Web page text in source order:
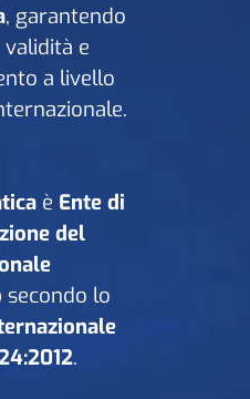
, garantendo
e
a livello
è Ente di
del
secondo lo
.